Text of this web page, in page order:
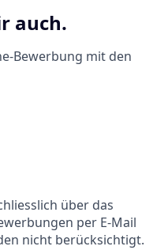
auch.
Bewerbung mit den
über das
per E-Mail
nicht berücksichtigt.